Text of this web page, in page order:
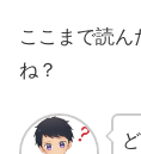
ここまで読ん
ね？